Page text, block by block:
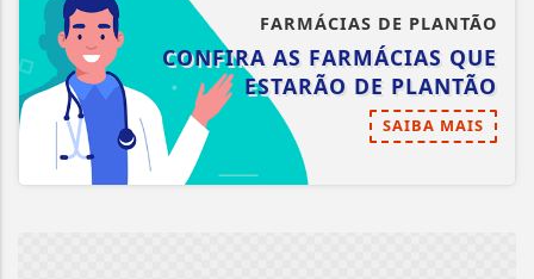
FARMÁCIAS DE PLANTÃO
CONFIRA AS FARMÁCIAS QUE
ESTARÃO DE PLANTÃO
SAIBA MAIS